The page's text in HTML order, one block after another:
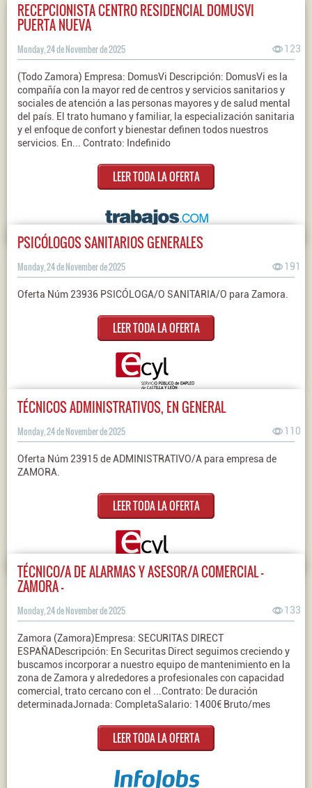
RECEPCIONISTA CENTRO RESIDENCIAL DOMUSVI
PUERTA NUEVA
Monday, 24 de November de 2025 123
(Todo Zamora) Empresa: DomusVi Descripción: DomusVi es la
compañía con la mayor red de centros y servicios sanitarios y
sociales de atención a las personas mayores y de salud mental
del país. El trato humano y familiar, la especialización sanitaria
y el enfoque de confort y bienestar definen todos nuestros
servicios. En... Contrato: Indefinido
LEER TODA LA OFERTA
PSICÓLOGOS SANITARIOS GENERALES
Monday, 24 de November de 2025 191
Oferta Núm 23936 PSICÓLOGA/O SANITARIA/O para Zamora.
LEER TODA LA OFERTA
TÉCNICOS ADMINISTRATIVOS, EN GENERAL
Monday, 24 de November de 2025 110
Oferta Núm 23915 de ADMINISTRATIVO/A para empresa de
ZAMORA.
LEER TODA LA OFERTA
TÉCNICO/A DE ALARMAS Y ASESOR/A COMERCIAL -
ZAMORA -
Monday, 24 de November de 2025 133
Zamora (Zamora)Empresa: SECURITAS DIRECT
ESPAÑADescripción: En Securitas Direct seguimos creciendo y
buscamos incorporar a nuestro equipo de mantenimiento en la
zona de Zamora y alrededores a profesionales con capacidad
comercial, trato cercano con el ...Contrato: De duración
determinadaJornada: CompletaSalario: 1400€ Bruto/mes
LEER TODA LA OFERTA